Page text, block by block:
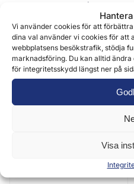
Vi använder cookies för att
dina val använder vi cookies för att
webbplatsens besökstrafik, stödja
marknadsföring. Du kan alltid
för integritetsskydd längst ner på
Visa
15 st/rulle, 10 rullar/låda, 360
2,73€ (0 % moms)/ rulle